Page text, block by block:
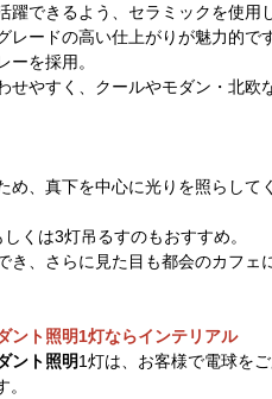
できるよう、セラミックを使用
ードの高い仕上がりが魅力的です
を採用。
せやすく、クールやモダン・北欧
、真下を中心に光りを照らして
くは3灯吊るすのもおすすめ。
き、さらに見た目も都会のカフェ
ント照明1灯ならインテリアル
ント照明1灯は、お客様で電球を